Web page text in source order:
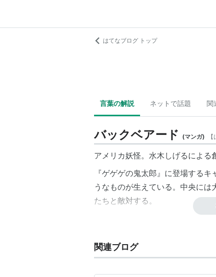
はてなブログ トップ
言葉の解説 ネットで話題 関
バックベアード (マンガ) 【
アメリカ妖怪。水木しげるによる
『ゲゲゲの鬼太郎』に登場する
うなものが生えている。中央に
たちと敵対する。
ふたば☆ちゃんねるの「二次裏」
られたバックベアードのコラージ
関連ブログ